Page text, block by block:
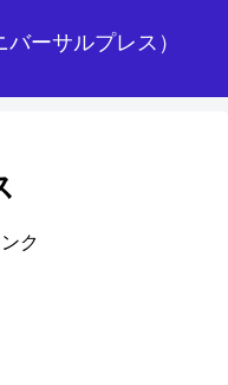
ーサルプレス）
ク